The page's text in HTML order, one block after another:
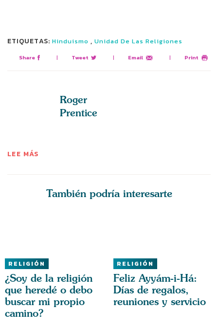
ETIQUETAS: Hinduismo ,Unidad De Las Religiones
Share | Tweet | Email | Print
Roger
Prentice
LEE MÁS
También podría interesarte
RELIGIÓN
¿Soy de la religión
que heredé o debo
buscar mi propio
camino?
RELIGIÓN
Feliz Ayyám-i-Há:
Días de regalos,
reuniones y servicio